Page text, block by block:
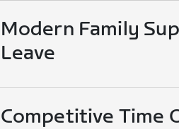
Modern Family
Leave
Competitive Time